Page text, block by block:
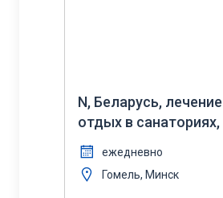
N, Беларусь,
отдых в
дн, май-декабрь 2023
ежедневно
Гомель, Минск